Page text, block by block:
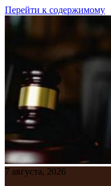
Перейти к содержимому
7 августа, 2026